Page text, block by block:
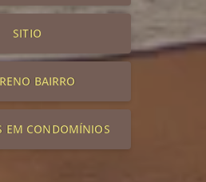
SITIO
BAIRRO
EM CONDOMÍNIOS